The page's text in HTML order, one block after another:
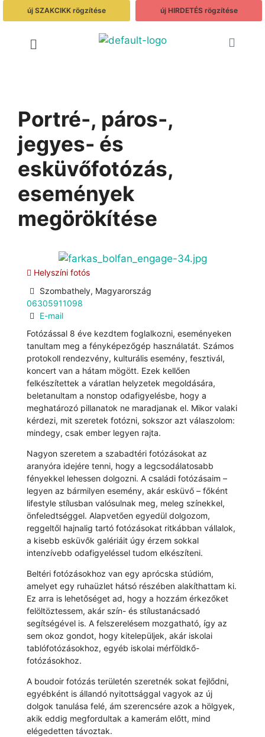
új SZAKCIKK rögzítése új HIRDETÉS rögzítése
Portré-, páros-,
jegyes- és
esküvőfotózás,
események
megörökítése
Helyszíni fotós
Szombathely, Magyarország
06305911098
E-mail
Fotózással 8 éve kezdtem foglalkozni, eseményeken
tanultam meg a fényképezőgép használatát. Számos
protokoll rendezvény, kulturális esemény, fesztivál,
koncert van a hátam mögött. Ezek kellően
felkészítettek a váratlan helyzetek megoldására,
beletanultam a nonstop odafigyelésbe, hogy a
meghatározó pillanatok ne maradjanak el. Mikor valaki
kérdezi, mit szeretek fotózni, sokszor azt válaszolom:
mindegy, csak ember legyen rajta.
Nagyon szeretem a szabadtéri fotózásokat az
aranyóra idejére tenni, hogy a legcsodálatosabb
fényekkel lehessen dolgozni. A családi fotózásaim –
legyen az bármilyen esemény, akár esküvő – főként
lifestyle stílusban valósulnak meg, meleg színekkel,
önfeledtséggel. Alapvetően egyedül dolgozom,
reggeltől hajnalig tartó fotózásokat ritkábban vállalok,
a kisebb esküvők galériáit úgy érzem sokkal
intenzívebb odafigyeléssel tudom elkészíteni.
Beltéri fotózásokhoz van egy aprócska stúdióm,
amelyet egy ruhaüzlet hátsó részében alakíthattam ki.
Ez arra is lehetőséget ad, hogy a hozzám érkezőket
felöltöztessem, akár szín- és stílustanácsadó
segítségével is. A felszerelésem mozgatható, így az
sem okoz gondot, hogy kitelepüljek, akár iskolai
tablófotózásokhoz, egyéb iskolai mérföldkő-
fotózásokhoz.
A boudoir fotózás területén szeretnék sokat fejlődni,
egyébként is állandó nyitottsággal vagyok az új
dolgok tanulása felé, ám szerencsére azok a hölgyek,
akik eddig megfordultak a kamerám előtt, mind
elégedetten távoztak.